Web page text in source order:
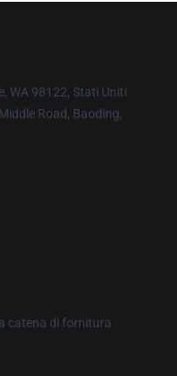
WA 98122, Stati Uniti
Road, Baoding,
catena di fornitura